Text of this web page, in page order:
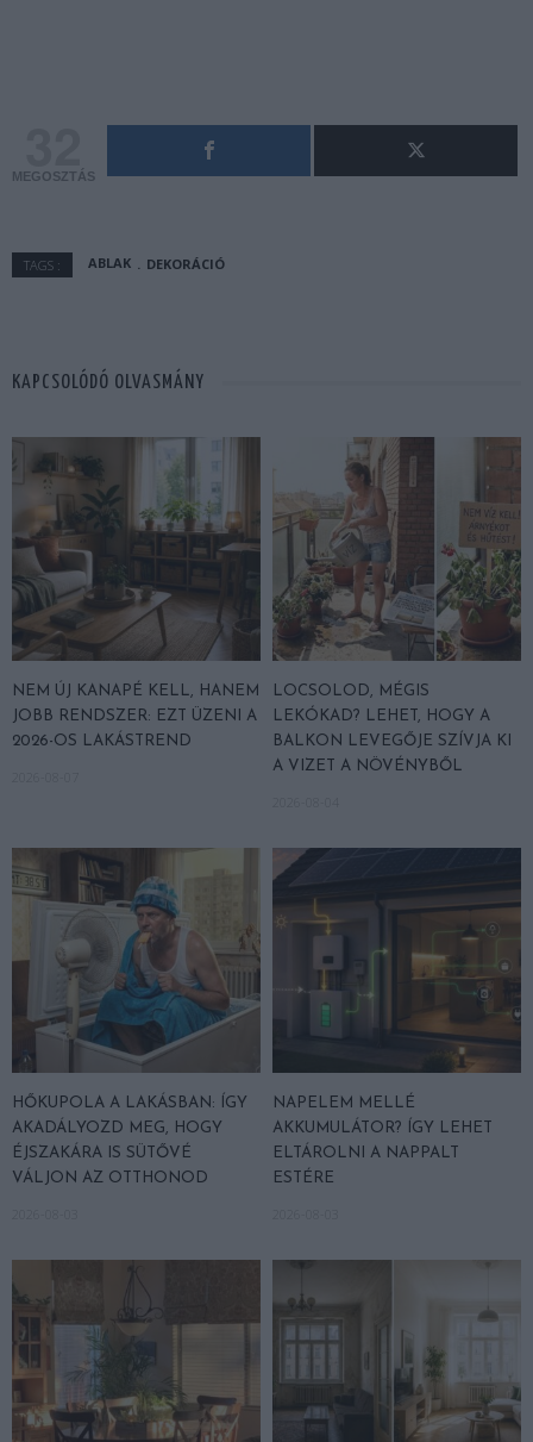
MEGOSZTÁS
TAGS : ABLAK DEKORÁCIÓ
KAPCSOLÓDÓ OLVASMÁNY
NEM ÚJ KANAPÉ KELL, HANEM
JOBB RENDSZER: EZT ÜZENI A
2026-OS LAKÁSTREND
LOCSOLOD, MÉGIS
LEKÓKAD? LEHET, HOGY A
BALKON LEVEGŐJE SZÍVJA KI
A VIZET A NÖVÉNYBŐL
HŐKUPOLA A LAKÁSBAN: ÍGY
AKADÁLYOZD MEG, HOGY
ÉJSZAKÁRA IS SÜTŐVÉ
VÁLJON AZ OTTHONOD
NAPELEM MELLÉ
AKKUMULÁTOR? ÍGY LEHET
ELTÁROLNI A NAPPALT
ESTÉRE